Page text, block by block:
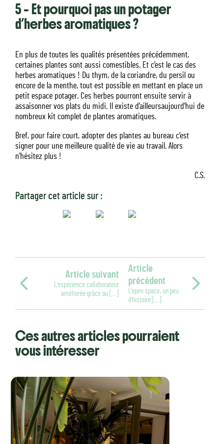
5 – Et pourquoi pas un potager
d’herbes aromatiques ?
En plus de toutes les qualités présentées précédemment,
certaines plantes sont aussi comestibles. Et c’est le cas des
herbes aromatiques ! Du thym, de la coriandre, du persil ou
encore de la menthe, tout est possible en mettant en place un
petit espace potager. Ces herbes pourront ensuite servir à
assaisonner vos plats du midi. Il existe d’ailleursaujourd’hui de
nombreux kit complet de plantes aromatiques.
Bref, pour faire court, adopter des plantes au bureau c’est
signer pour une meilleure qualité de vie au travail. Alors
n’hésitez plus !
C.S.
Partager cet article sur :
Article suivant
L'expérience collaborateur
améliorée grâce au [...]
Article
précédent
L’open space, un peu
d’histoire [...]
Ces autres articles pourraient
vous intéresser